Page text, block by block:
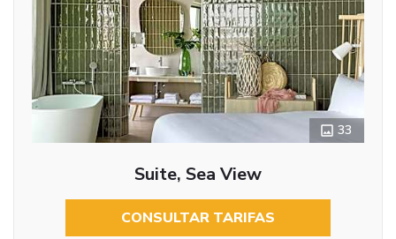
33
Suite, Sea View
CONSULTAR TARIFAS